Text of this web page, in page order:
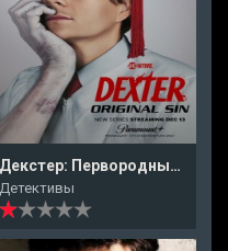
Декстер: Первородный грех
Детективы